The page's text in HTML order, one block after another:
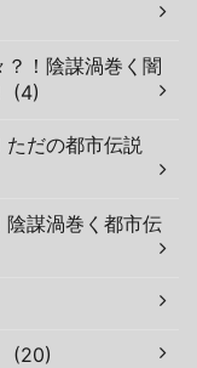
！陰謀渦巻く闇
(4)
だの都市伝説
謀渦巻く都市伝
(20)